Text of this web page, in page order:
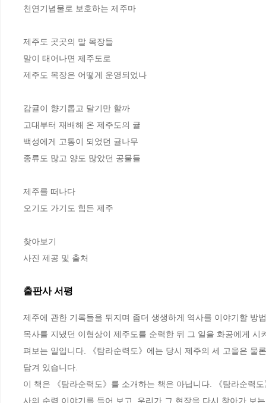
천연기념물로 보호하는 제주마
제주도 곳곳의 말 목장들
말이 태어나면 제주도로
제주도 목장은 어떻게 운영되었나
감귤이 향기롭고 달기만 할까
고대부터 재배해 온 제주도의 귤
백성에게 고통이 되었던 귤나무
종류도 많고 양도 많았던 공물들
제주를 떠나다
오기도 가기도 힘든 제주
찾아보기
사진 제공 및 출처
출판사 서평
제주에 관한 기록들을 뒤지며 좀더 생생하게 역사를 이야기할 방
목사를 지냈던 이형상이 제주도를 순력한 뒤 그 일을 화공에게
펴보는 일입니다. 《탐라순력도》에는 당시 제주의 세 고을은 물
담겨 있습니다.
이 책은 《탐라순력도》를 소개하는 책은 아닙니다. 《탐라순력
사의 순력 이야기를 들어 보고, 우리가 그 현장을 다시 찾아가 보